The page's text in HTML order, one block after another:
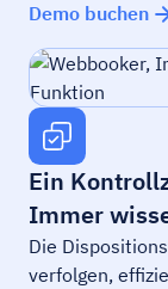
Demo buchen
Ein
Immer
Die
verfolgen,